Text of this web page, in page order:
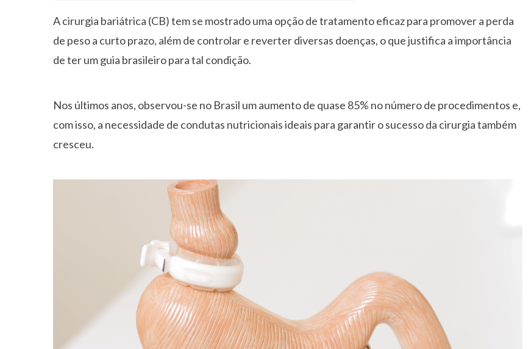
A cirurgia bariátrica (CB) tem se mostrado uma opção de tratamento eficaz para promover a perda
de peso a curto prazo, além de controlar e reverter diversas doenças, o que justifica a importância
de ter um guia brasileiro para tal condição.
Nos últimos anos, observou-se no Brasil um aumento de quase 85% no número de procedimentos e,
com isso, a necessidade de condutas nutricionais ideais para garantir o sucesso da cirurgia também
cresceu.